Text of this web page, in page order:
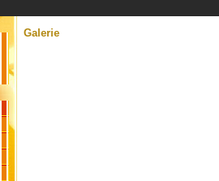
Galerie